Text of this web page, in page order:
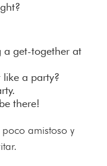
a get-together at
like a party?
there!
amistoso y